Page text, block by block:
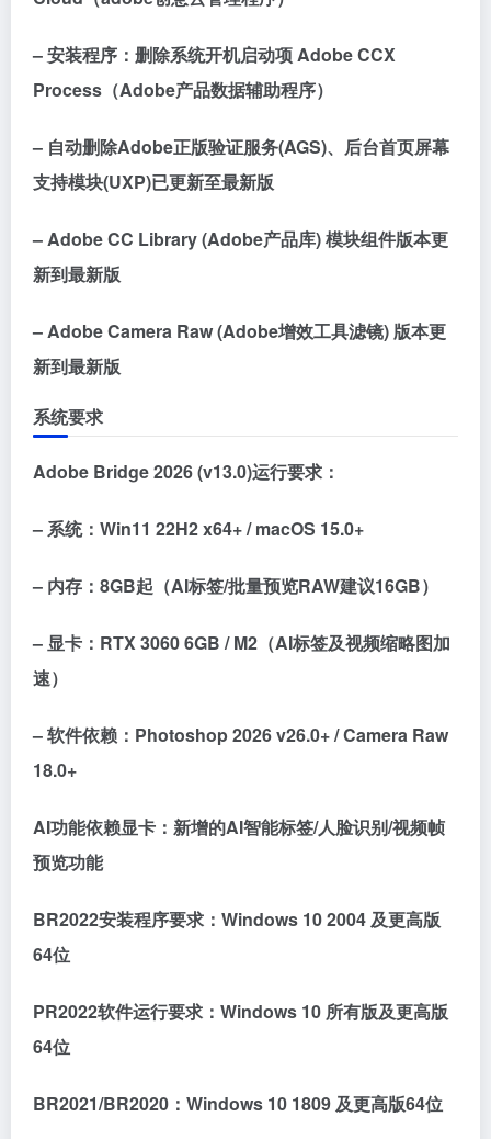
– 安装程序：删除系统开机启动项 Adobe CCX
Process（Adobe产品数据辅助程序）
– 自动删除Adobe正版验证服务(AGS)、后台首页屏幕
支持模块(UXP)已更新至最新版
– Adobe CC Library (Adobe产品库) 模块组件版本更
新到最新版
– Adobe Camera Raw (Adobe增效工具滤镜) 版本更
新到最新版
系统要求
Adobe Bridge 2026 (v13.0)运行要求：
– 系统：Win11 22H2 x64+ / macOS 15.0+
– 内存：8GB起（AI标签/批量预览RAW建议16GB）
– 显卡：RTX 3060 6GB / M2（AI标签及视频缩略图加
速）
– 软件依赖：Photoshop 2026 v26.0+ / Camera Raw
18.0+
AI功能依赖显卡：新增的AI智能标签/人脸识别/视频帧
预览功能
BR2022安装程序要求：Windows 10 2004 及更高版
64位
PR2022软件运行要求：Windows 10 所有版及更高版
64位
BR2021/BR2020：Windows 10 1809 及更高版64位